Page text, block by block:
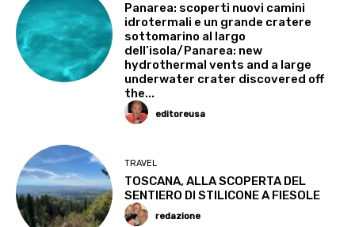
Panarea: scoperti nuovi camini
idrotermali e un grande cratere
sottomarino al largo
dell’isola/Panarea: new
hydrothermal vents and a large
underwater crater discovered off
the...
editoreusa
TRAVEL
TOSCANA, ALLA SCOPERTA DEL
SENTIERO DI STILICONE A FIESOLE
redazione